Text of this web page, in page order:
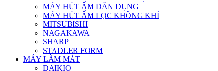
MÁY HÚT ẨM DÂN DỤNG
MÁY HÚT ẨM LỌC KHÔNG KHÍ
MITSUBISHI
NAGAKAWA
SHARP
STADLER FORM
MÁY LÀM MÁT
DAIKIO